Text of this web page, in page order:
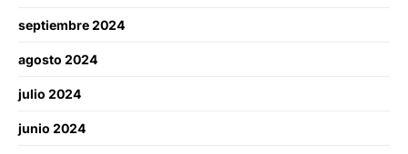
septiembre 2024
agosto 2024
julio 2024
junio 2024